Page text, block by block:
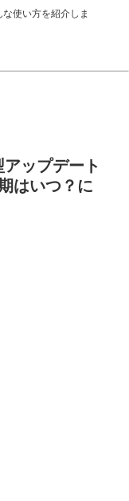
使い方を紹介しま
ップデート
はいつ？に